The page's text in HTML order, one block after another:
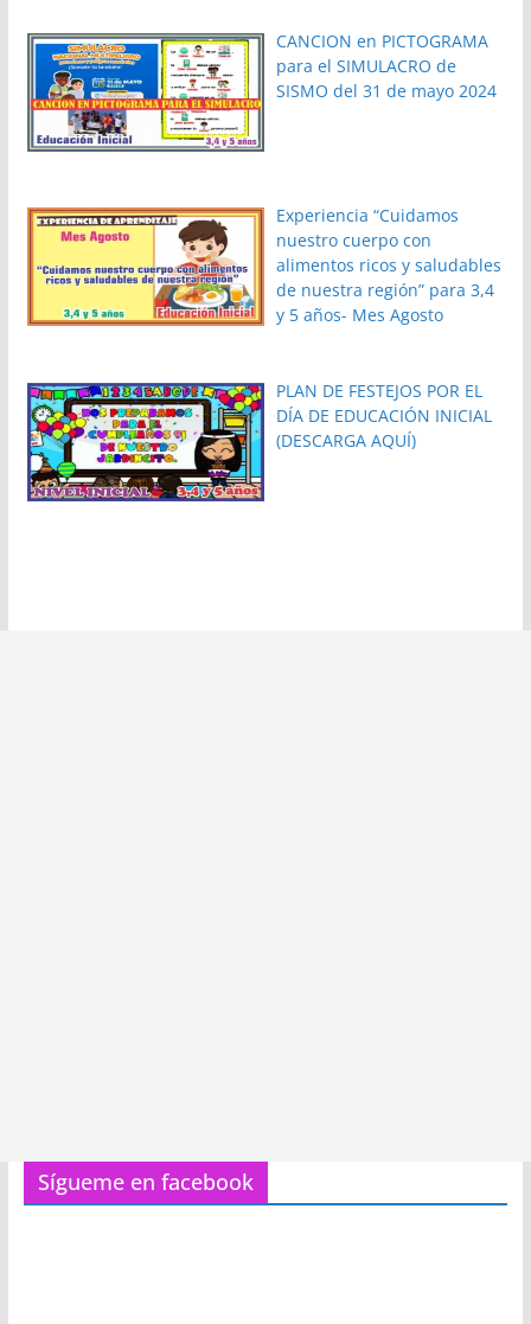
CANCION en PICTOGRAMA
para el SIMULACRO de
SISMO del 31 de mayo 2024
Experiencia “Cuidamos
nuestro cuerpo con
alimentos ricos y saludables
de nuestra región” para 3,4
y 5 años- Mes Agosto
PLAN DE FESTEJOS POR EL
DÍA DE EDUCACIÓN INICIAL
(DESCARGA AQUÍ)
Sígueme en facebook